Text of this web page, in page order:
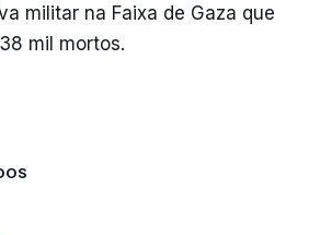
militar na Faixa de Gaza que
mil mortos.